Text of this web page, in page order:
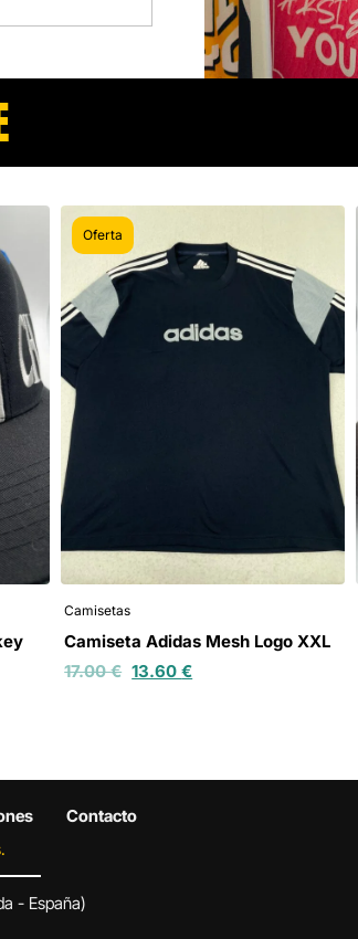
Oferta
Camisetas
Camiseta Adidas Mesh Logo XXL
17.00€ 13.60€
Contacto
- España)